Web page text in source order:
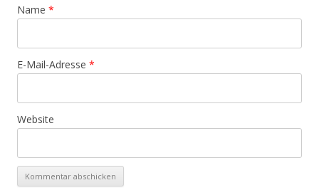
Name *
E-Mail-Adresse *
Website